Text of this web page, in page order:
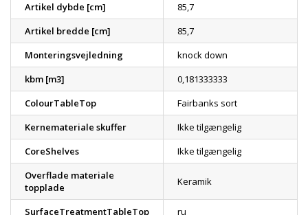
Artikel dybde [cm]
85,7
Artikel bredde [cm]
85,7
Monteringsvejledning
knock down
kbm [m3]
0,181333333
ColourTableTop
Fairbanks sort
Kernemateriale skuffer
Ikke tilgængelig
CoreShelves
Ikke tilgængelig
Overflade materiale
topplade
Keramik
SurfaceTreatmentTableTop
ru